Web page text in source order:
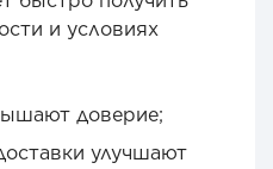
и условиях
доверие;
улучшают